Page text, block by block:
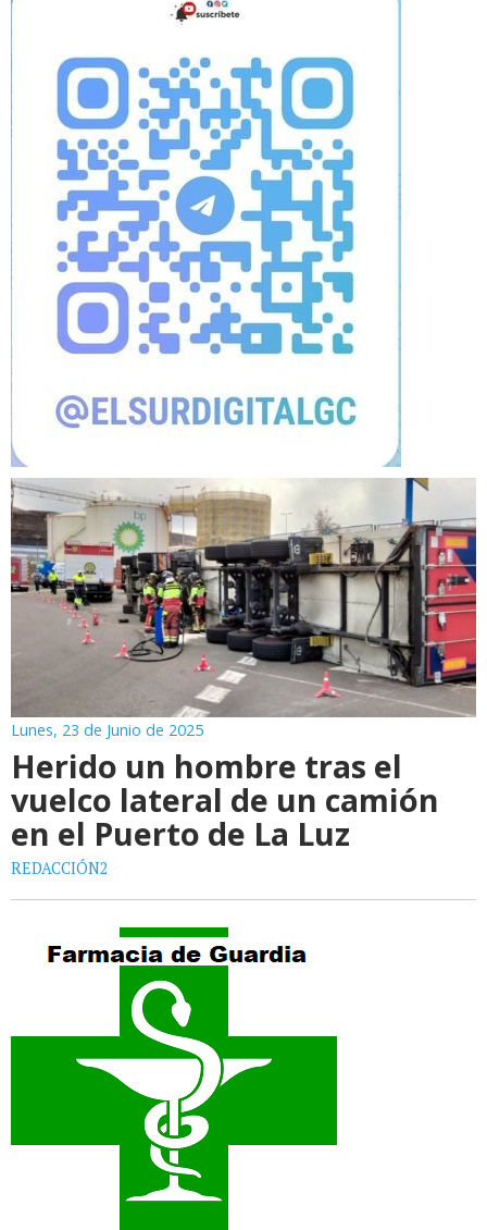
Lunes, 23 de Junio de 2025
Herido un hombre tras el
vuelco lateral de un camión
en el Puerto de La Luz
REDACCIÓN2